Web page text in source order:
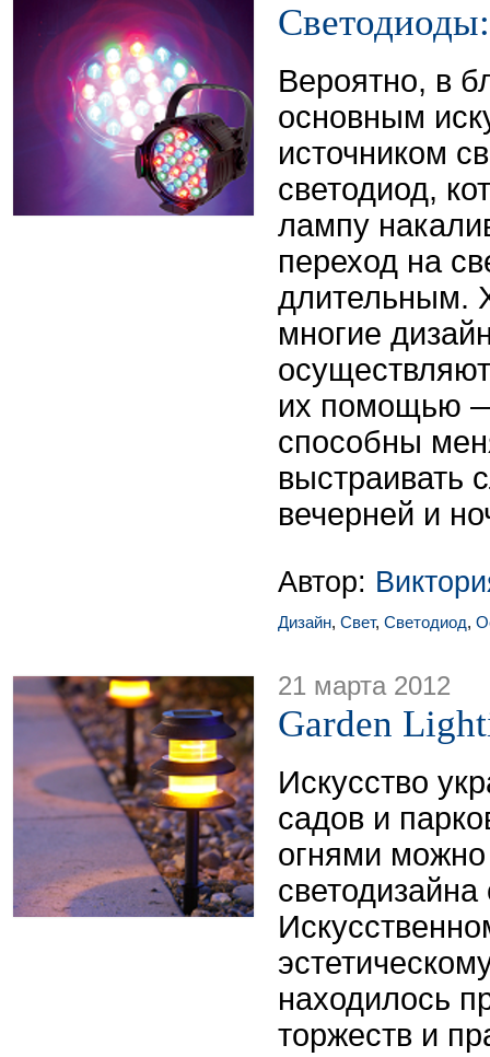
Вероятно, в
основным
источником
светодиод,
лампу
переход на
длительным.
многие
их помощью
способны
выстраивать
вечерней и
Автор:
Дизайн, Свет, Светодиод,
21 марта 2012
Garden
Искусство
садов и
огнями можно
находилось
торжеств и